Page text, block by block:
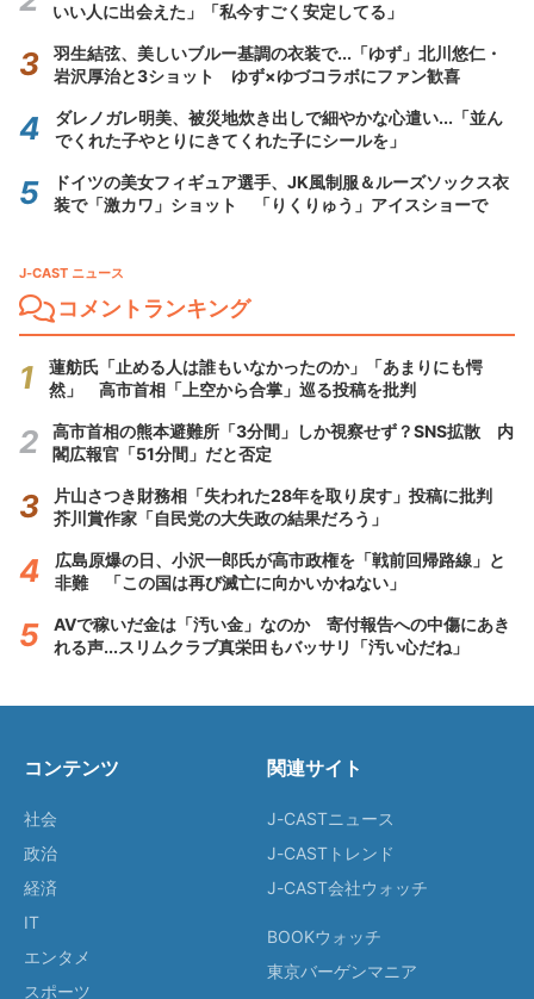
いい人に出会えた」「私今すごく安定してる」
羽生結弦、美しいブルー基調の衣装で...「ゆず」北川悠仁・
岩沢厚治と3ショット ゆず×ゆづコラボにファン歓喜
ダレノガレ明美、被災地炊き出しで細やかな心遣い...「並ん
でくれた子やとりにきてくれた子にシールを」
ドイツの美女フィギュア選手、JK風制服＆ルーズソックス衣
装で「激カワ」ショット 「りくりゅう」アイスショーで
J-CAST ニュース
コメントランキング
蓮舫氏「止める人は誰もいなかったのか」「あまりにも愕
然」 高市首相「上空から合掌」巡る投稿を批判
高市首相の熊本避難所「3分間」しか視察せず？SNS拡散 内
閣広報官「51分間」だと否定
片山さつき財務相「失われた28年を取り戻す」投稿に批判
芥川賞作家「自民党の大失政の結果だろう」
広島原爆の日、小沢一郎氏が高市政権を「戦前回帰路線」と
非難 「この国は再び滅亡に向かいかねない」
AVで稼いだ金は「汚い金」なのか 寄付報告への中傷にあき
れる声...スリムクラブ真栄田もバッサリ「汚い心だね」
コンテンツ
社会
政治
経済
IT
エンタメ
スポーツ
関連サイト
J-CASTニュース
J-CASTトレンド
J-CAST会社ウォッチ
BOOKウォッチ
東京バーゲンマニア